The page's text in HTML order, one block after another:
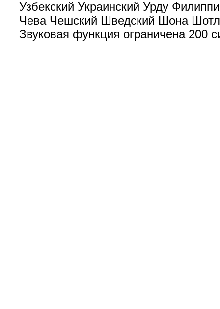
Узбекский Украинский Урду
Чева Чешский Шведский Шона
Звуковая функция ограничена 200